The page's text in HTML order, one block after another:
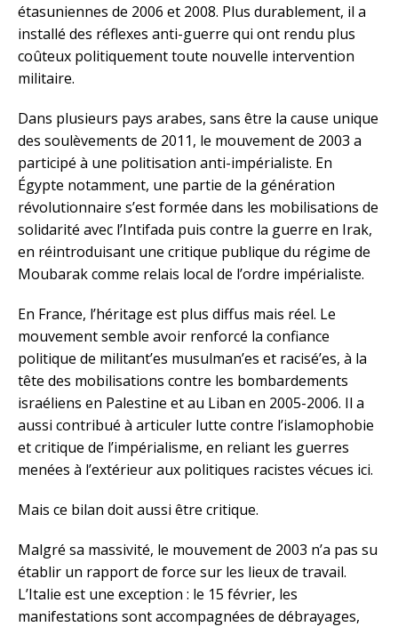
étasuniennes de 2006 et 2008. Plus durablement, il a
installé des réflexes anti-guerre qui ont rendu plus
coûteux politiquement toute nouvelle intervention
militaire.
Dans plusieurs pays arabes, sans être la cause unique
des soulèvements de 2011, le mouvement de 2003 a
participé à une politisation anti-impérialiste. En
Égypte notamment, une partie de la génération
révolutionnaire s’est formée dans les mobilisations de
solidarité avec l’Intifada puis contre la guerre en Irak,
en réintroduisant une critique publique du régime de
Moubarak comme relais local de l’ordre impérialiste.
En France, l’héritage est plus diffus mais réel. Le
mouvement semble avoir renforcé la confiance
politique de militant’es musulman’es et racisé’es, à la
tête des mobilisations contre les bombardements
israéliens en Palestine et au Liban en 2005-2006. Il a
aussi contribué à articuler lutte contre l’islamophobie
et critique de l’impérialisme, en reliant les guerres
menées à l’extérieur aux politiques racistes vécues ici.
Mais ce bilan doit aussi être critique.
Malgré sa massivité, le mouvement de 2003 n’a pas su
établir un rapport de force sur les lieux de travail.
L’Italie est une exception : le 15 février, les
manifestations sont accompagnées de débrayages,